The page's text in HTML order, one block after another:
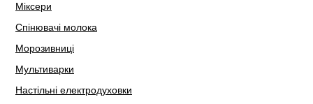
Міксери
Спінювачі молока
Морозивниці
Мультиварки
Настільні електродуховки